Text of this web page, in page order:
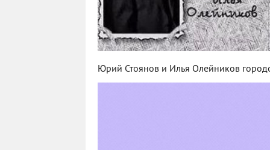
Юрий Стоянов и Илья Олейников